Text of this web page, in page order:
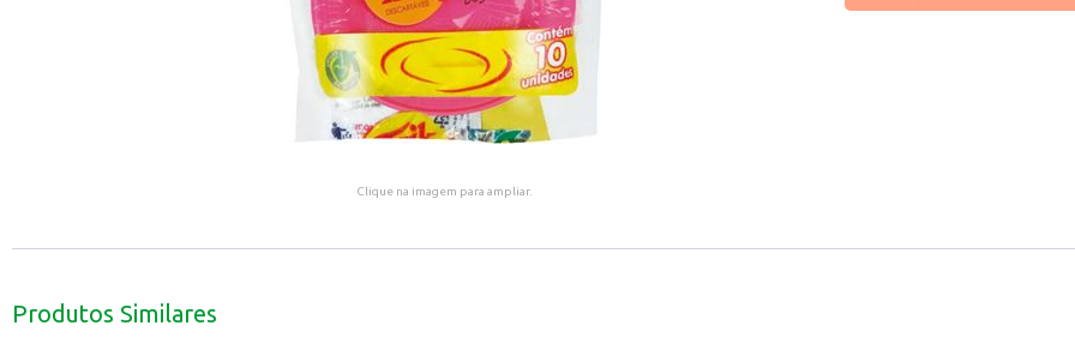
Clique na imagem para ampliar.
Produtos Similares